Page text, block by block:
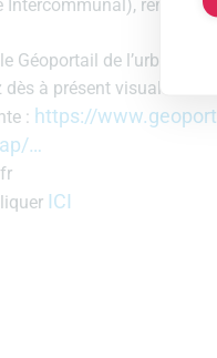
Intercommunal),
Géoportail de
à présent visualiser ce
: https://
…
ICI